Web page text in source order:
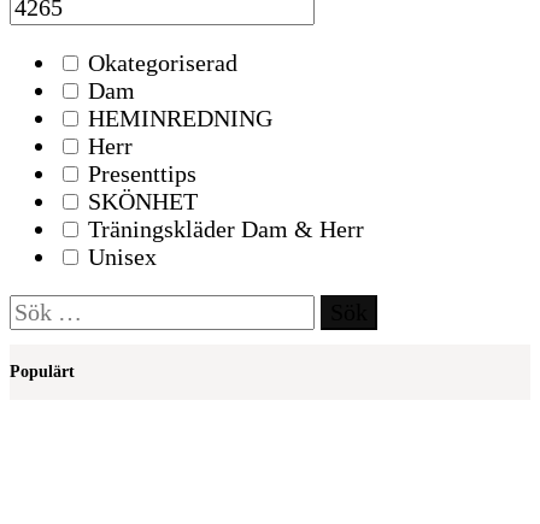
Okategoriserad
Dam
HEMINREDNING
Herr
Presenttips
SKÖNHET
Träningskläder Dam & Herr
Unisex
Sök
efter:
Populärt